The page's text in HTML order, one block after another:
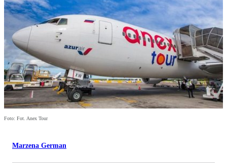
Foto: Fot. Anex Tour
Marzena German